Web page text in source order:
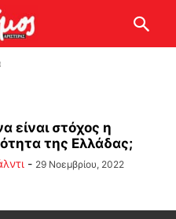
είναι στόχος η
της Ελλάδας;
- 29 Νοεμβρίου, 2022